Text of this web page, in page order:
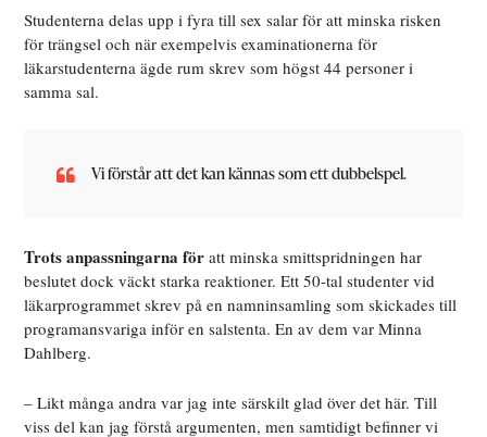
Studenterna delas upp i fyra till sex salar för att minska risken
för trängsel och när exempelvis examinationerna för
läkarstudenterna ägde rum skrev som högst 44 personer i
samma sal.
Vi förstår att det kan kännas som ett dubbelspel.
Trots anpassningarna för att minska smittspridningen har
beslutet dock väckt starka reaktioner. Ett 50-tal studenter vid
läkarprogrammet skrev på en namninsamling som skickades till
programansvariga inför en salstenta. En av dem var Minna
Dahlberg.
– Likt många andra var jag inte särskilt glad över det här. Till
viss del kan jag förstå argumenten, men samtidigt befinner vi